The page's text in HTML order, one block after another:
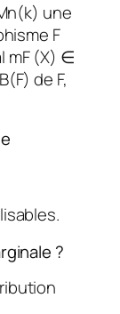
une
F
mF (X) ∈
de F,
?